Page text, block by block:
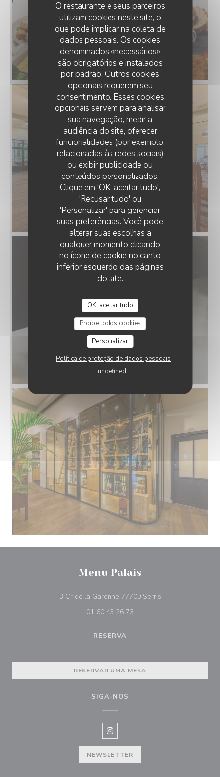
O restaurante e seus parceiros
utilizam cookies neste site, o
que pode implicar na coleta de
dados pessoais. Os cookies
denominados «necessários»
são obrigatórios e instalados
por padrão. Outros cookies
opcionais requerem seu
consentimento. Esses cookies
opcionais servem para analisar
sua navegação, medir a
audiência do site, oferecer
funcionalidades (por exemplo,
relacionadas às redes sociais)
ou exibir publicidade ou
conteúdos personalizados.
Clique em 'OK, aceitar tudo',
'Recusar tudo' ou
'Personalizar' para gerenciar
suas preferências. Você pode
alterar suas escolhas a
qualquer momento clicando
no ícone de cookie no canto
inferior esquerdo das páginas
do site.
OK, aceitar tudo
Proíbe todos cookies
Personalizar
Política de proteção de dados pessoais
undefined
Menu Palais
3 Cr de la Garonne 77700 Serris((abre numa nova
01 60 43 26 73
RESERVA
RESERVAR UMA MESA
SIGA-NOS
Instagram ((abre numa nova
NEWSLETTER
MENU PALAIS